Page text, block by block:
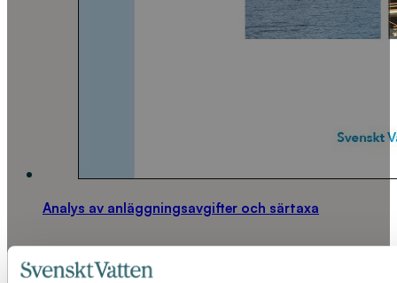
Analys av anläggningsavgifter och särtaxa
LÄS MER